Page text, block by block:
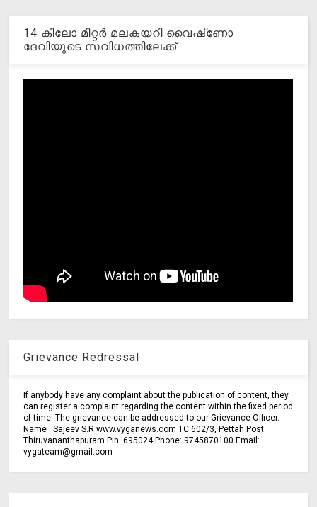
14 കിലോ മീറ്റര്‍ മലകയറി വൈഷ്‌ണോ
ദേവിയുടെ സവിധത്തിലേക്ക്
Grievance Redressal
If anybody have any complaint about the publication of content, they
can register a complaint regarding the content within the fixed period
of time. The grievance can be addressed to our Grievance Officer.
Name : Sajeev S.R www.vyganews.com TC 602/3, Pettah Post
Thiruvananthapuram Pin: 695024 Phone: 9745870100 Email:
vygateam@gmail.com